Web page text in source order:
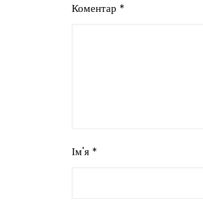
Коментар *
Ім'я *